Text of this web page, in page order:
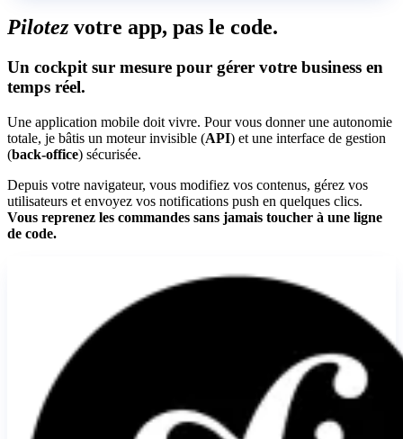
Pilotez votre app, pas le code.
Un cockpit sur mesure pour gérer votre business en
temps réel.
Une application mobile doit vivre. Pour vous donner une autonomie
totale, je bâtis un moteur invisible (API) et une interface de gestion
(back-office) sécurisée.
Depuis votre navigateur, vous modifiez vos contenus, gérez vos
utilisateurs et envoyez vos notifications push en quelques clics.
Vous reprenez les commandes sans jamais toucher à une ligne
de code.